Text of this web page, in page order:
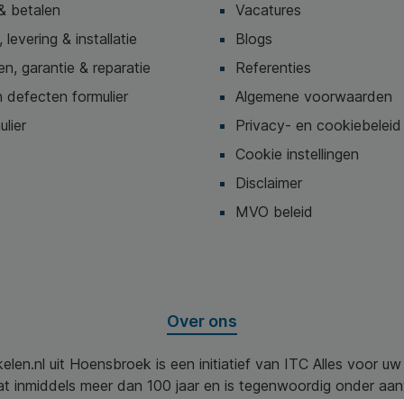
betalen
levering & installatie
garantie & reparatie
defecten formulier
Vacatures
Blogs
Referenties
Algemene voorwaarden
Privacy- en cookiebeleid
Cookie instellingen
Disclaimer
MVO beleid
Over ons
uit Hoensbroek is een initiatief van ITC Alles voor
inmiddels meer dan 100 jaar en is tegenwoordig onder